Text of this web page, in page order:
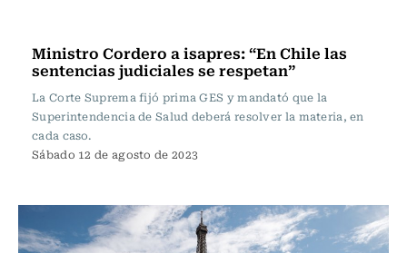
Ministro Cordero a isapres: “En Chile las
sentencias judiciales se respetan”
La Corte Suprema fijó prima GES y mandató que la
Superintendencia de Salud deberá resolver la materia, en
cada caso.
Sábado 12 de agosto de 2023